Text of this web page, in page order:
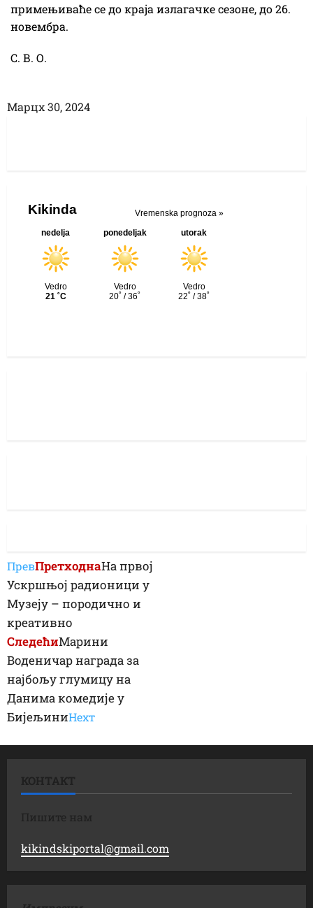
примењиваће се до краја излагачке сезоне, до 26.
новембра.
С. В. О.
Марцх 30, 2024
ПревПретходнаНа првој
Ускршњој радионици у
Музеју – породично и
креативно
СледећиМарини
Воденичар награда за
најбољу глумицу на
Данима комедије у
БијељиниНеxт
КОНТАКТ
Пишите нам
kikindskiportal@gmail.com